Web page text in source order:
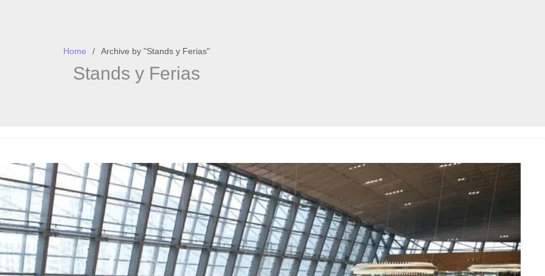
Home Archive by "Stands y Ferias"
Stands y Ferias